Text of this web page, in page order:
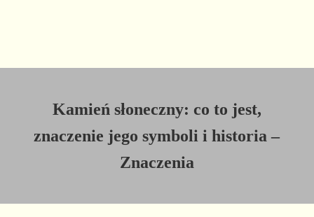
Kamień słoneczny: co to jest,
znaczenie jego symboli i historia –
Znaczenia